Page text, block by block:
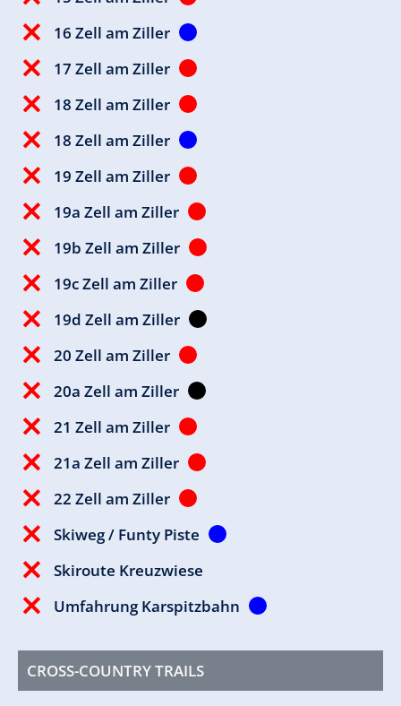
16 Zell am Ziller
17 Zell am Ziller
18 Zell am Ziller
18 Zell am Ziller
19 Zell am Ziller
19a Zell am Ziller
19b Zell am Ziller
19c Zell am Ziller
19d Zell am Ziller
20 Zell am Ziller
20a Zell am Ziller
21 Zell am Ziller
21a Zell am Ziller
22 Zell am Ziller
Skiweg / Funty Piste
Skiroute Kreuzwiese
Umfahrung Karspitzbahn
CROSS-COUNTRY TRAILS